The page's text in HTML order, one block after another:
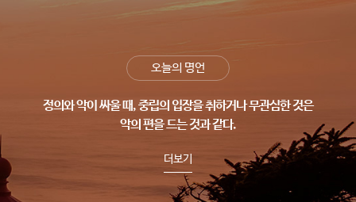
오늘의 명언
정의와 악이 싸울 때,중립의 입장을 취하거나 무관심한 것은
악의 편을 드는 것과 같다.
더보기